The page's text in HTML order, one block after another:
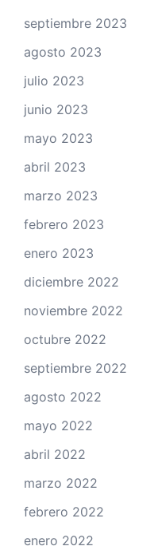
septiembre 2023
agosto 2023
julio 2023
junio 2023
mayo 2023
abril 2023
marzo 2023
febrero 2023
enero 2023
diciembre 2022
noviembre 2022
octubre 2022
septiembre 2022
agosto 2022
mayo 2022
abril 2022
marzo 2022
febrero 2022
enero 2022